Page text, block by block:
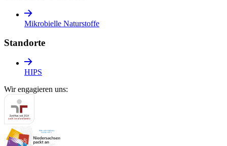
Mikrobielle Naturstoffe
Standorte
HIPS
Wir engagieren uns: